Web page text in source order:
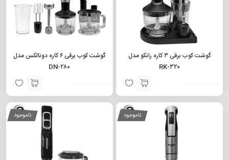
گوشت کوب برقی ۳ کاره رانکو مدل
RK-۳۲۰
گوشت کوب برقی ۶ کاره دونالکس مدل
DN-۲۸۰
ناموجود ناموجود